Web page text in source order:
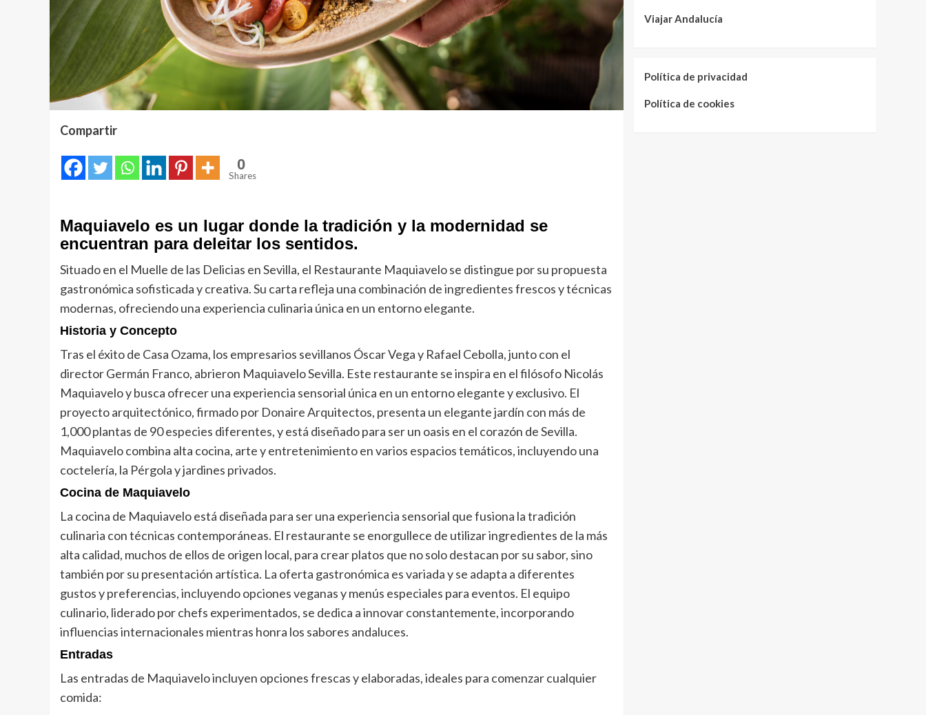
Compartir
0
Shares
Maquiavelo es un lugar donde la tradición y la modernidad se
encuentran para deleitar los sentidos.
Situado en el Muelle de las Delicias en Sevilla, el Restaurante Maquiavelo se distingue por su propuesta
gastronómica sofisticada y creativa. Su carta refleja una combinación de ingredientes frescos y técnicas
modernas, ofreciendo una experiencia culinaria única en un entorno elegante.
Historia y Concepto
Tras el éxito de Casa Ozama, los empresarios sevillanos Óscar Vega y Rafael Cebolla, junto con el
director Germán Franco, abrieron Maquiavelo Sevilla. Este restaurante se inspira en el filósofo Nicolás
Maquiavelo y busca ofrecer una experiencia sensorial única en un entorno elegante y exclusivo. El
proyecto arquitectónico, firmado por Donaire Arquitectos, presenta un elegante jardín con más de
1,000 plantas de 90 especies diferentes, y está diseñado para ser un oasis en el corazón de Sevilla.
Maquiavelo combina alta cocina, arte y entretenimiento en varios espacios temáticos, incluyendo una
coctelería, la Pérgola y jardines privados.
Cocina de Maquiavelo
La cocina de Maquiavelo está diseñada para ser una experiencia sensorial que fusiona la tradición
culinaria con técnicas contemporáneas. El restaurante se enorgullece de utilizar ingredientes de la más
alta calidad, muchos de ellos de origen local, para crear platos que no solo destacan por su sabor, sino
también por su presentación artística. La oferta gastronómica es variada y se adapta a diferentes
gustos y preferencias, incluyendo opciones veganas y menús especiales para eventos. El equipo
culinario, liderado por chefs experimentados, se dedica a innovar constantemente, incorporando
influencias internacionales mientras honra los sabores andaluces.
Entradas
Las entradas de Maquiavelo incluyen opciones frescas y elaboradas, ideales para comenzar cualquier
comida:
Viajar Andalucía
Política de privacidad
Política de cookies